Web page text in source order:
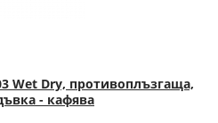
Wet Dry, противоплъзгаща,
- кафява